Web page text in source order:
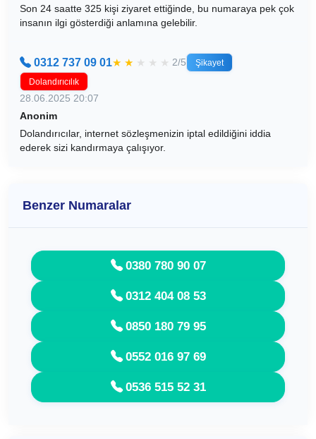
Son 24 saatte 325 kişi ziyaret ettiğinde, bu numaraya pek çok
insanın ilgi gösterdiği anlamına gelebilir.
0312 737 09 01★ ★ ★ ★ ★ 2/5
Şikayet
Dolandırıcılık
28.06.2025 20:07
Anonim
Dolandırıcılar, internet sözleşmenizin iptal edildiğini iddia
ederek sizi kandırmaya çalışıyor.
Benzer Numaralar
0380 780 90 07
0312 404 08 53
0850 180 79 95
0552 016 97 69
0536 515 52 31